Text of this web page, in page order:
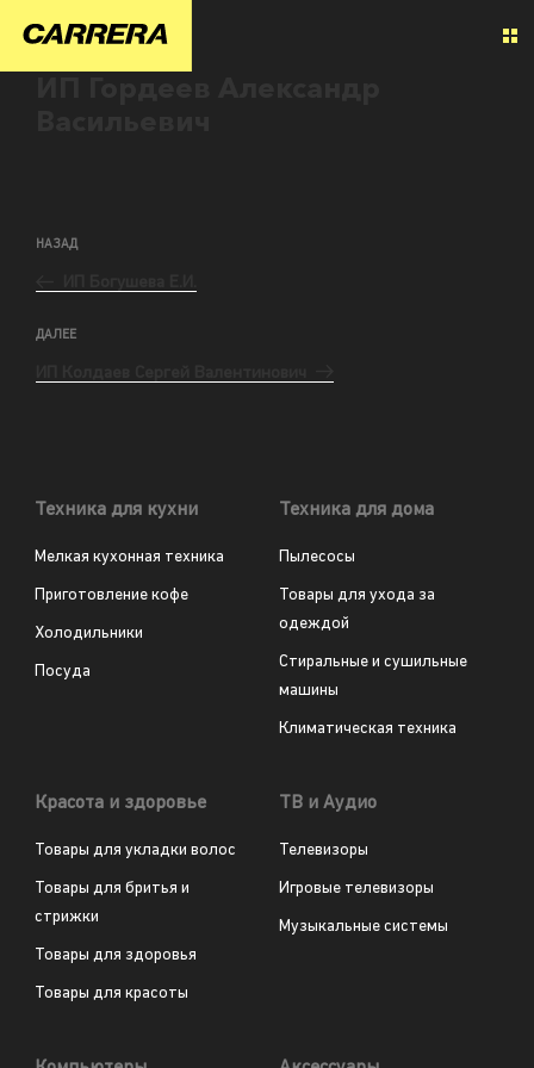
НАЗАД
ДАЛЕЕ
Техника для кухни
Мелкая кухонная техника
Приготовление кофе
Холодильники
Посуда
Техника для дома
Пылесосы
Товары для ухода за
одеждой
Стиральные и сушильные
машины
Климатическая техника
Красота и здоровье
Товары для укладки волос
Товары для бритья и
стрижки
Товары для здоровья
Товары для красоты
ТВ и Аудио
Телевизоры
Игровые телевизоры
Музыкальные системы